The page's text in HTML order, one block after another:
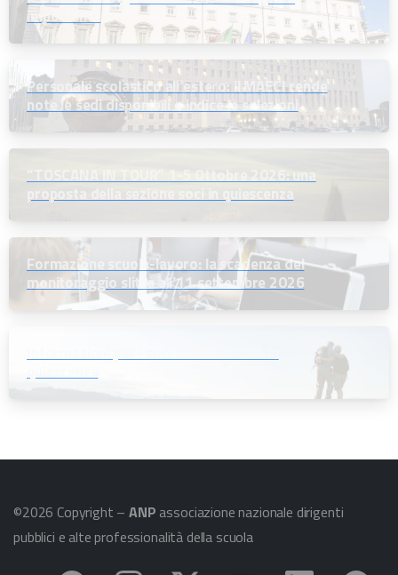
importante
Personale scolastico all’estero: il MAECI rende
note le sedi disponibili e indice le selezioni
Formazione scuola-lavoro: la scadenza del
monitoraggio slitta all’11 settembre 2026
©2026 Copyright –ANP associazione nazionale dirigenti
pubblici e alte professionalità della scuola